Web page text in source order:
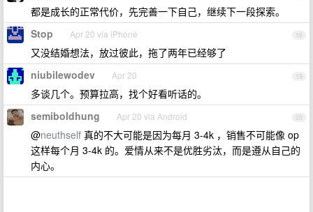
都是成长的正常代价，先完善一下自己，继续下一段探索。
18
Stop Apr 20 via iPhone
又没结婚想法，放过彼此，拖了两年已经够了
19
niubilewodev Apr 20
多谈几个。预算拉高，找个好看听话的。
20
semiboldhung Apr 20 via Android
@neuthself 真的不大可能是因为每月 3-4k ，销售不可能像 op
这样每个月 3-4k 的。爱情从来不是优胜劣汰，而是遵从自己的
内心。